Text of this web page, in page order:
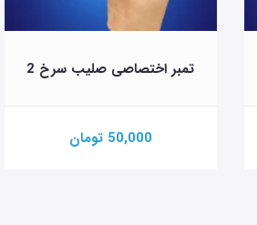
تمبر اختصاصی صلیب سرخ 2
50,000 تومان